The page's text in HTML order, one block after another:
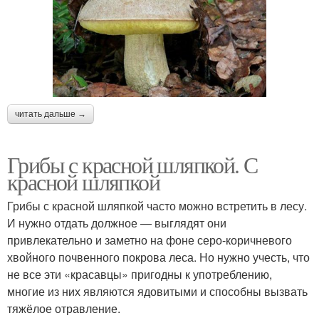
читать дальше →
Грибы с красной шляпкой. С
красной шляпкой
Грибы с красной шляпкой часто можно встретить в лесу.
И нужно отдать должное — выглядят они
привлекательно и заметно на фоне серо-коричневого
хвойного почвенного покрова леса. Но нужно учесть, что
не все эти «красавцы» пригодны к употреблению,
многие из них являются ядовитыми и способны вызвать
тяжёлое отравление.